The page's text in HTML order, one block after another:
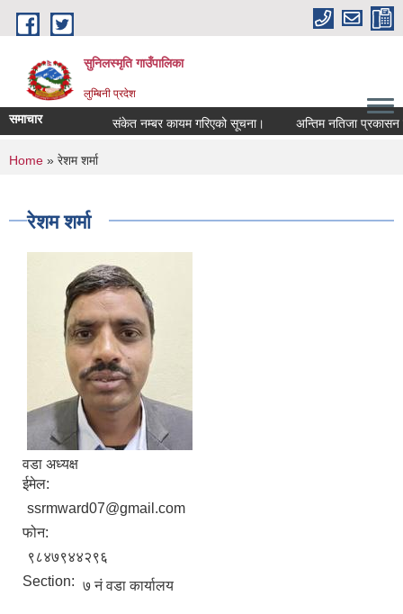
Skip to main content
सुनिलस्मृति गाउँपालिका
लुम्बिनी प्रदेश
समाचार संकेत नम्बर कायम गरिएको सूचना। अन्तिम नतिजा प्रकासन
You are here
Home » रेशम शर्मा
रेशम शर्मा
वडा अध्यक्ष
ईमेल:
ssrmward07@gmail.com
फोन:
९८४७९४४२९६
Section: ७ नं वडा कार्यालय